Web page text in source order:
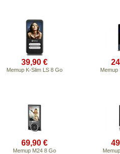
39,90 €
Memup K-Slim LS 8 Go Memup
69,90 €
Memup M24 8 Go